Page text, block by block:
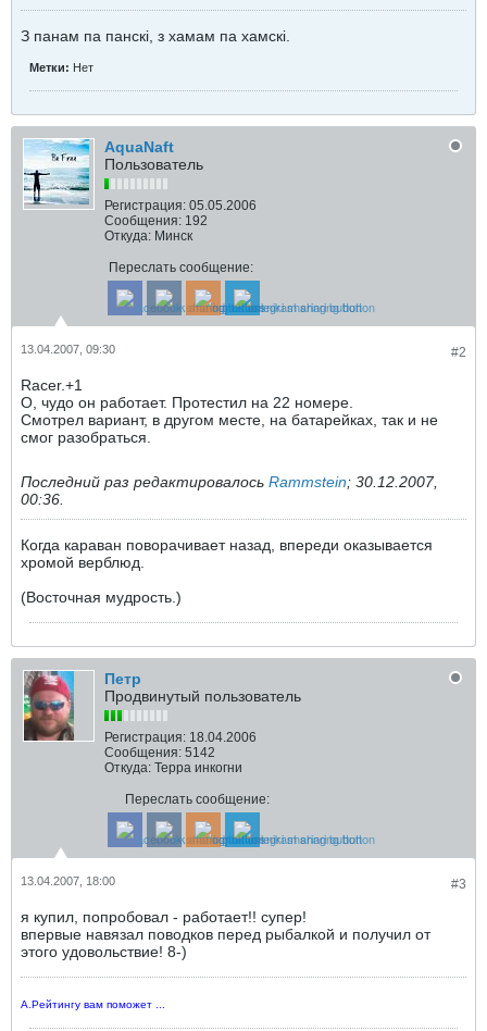
З панам па панскi, з хамам па хамскi.
Метки: Нет
AquaNaft
Пользователь
Регистрация: 05.05.2006
Сообщения: 192
Откуда: Минск
Переслать сообщение:
#2
13.04.2007, 09:30
Racer.+1
О, чудо он работает. Протестил на 22 номере.
Смотрел вариант, в другом месте, на батарейках, так и не
смог разобраться.
Последний раз редактировалось Rammstein; 30.12.2007,
00:36
Когда караван поворачивает назад, впереди оказывается
хромой верблюд.
(Восточная мудрость.)
Петр
Продвинутый пользователь
Регистрация: 18.04.2006
Сообщения: 5142
Откуда: Терра инкогни
Переслать сообщение:
#3
13.04.2007, 18:00
я купил, попробовал - работает!! супер!
впервые навязал поводков перед рыбалкой и получил от
этого удовольствие! 8-)
А.Рейтингу вам поможет ...